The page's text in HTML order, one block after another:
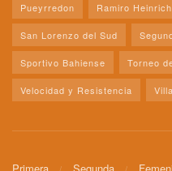
Pueyrredon Ramiro Heinrich
San Lorenzo del Sud
Sportivo Bahiense Torneo
Velocidad y Resistencia
Primera Segunda